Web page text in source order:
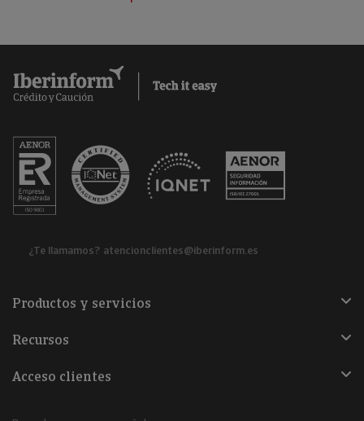
¿Te llamamos? atencionclientes@iberinform.es
Productos y servicios
Recursos
Acceso clientes